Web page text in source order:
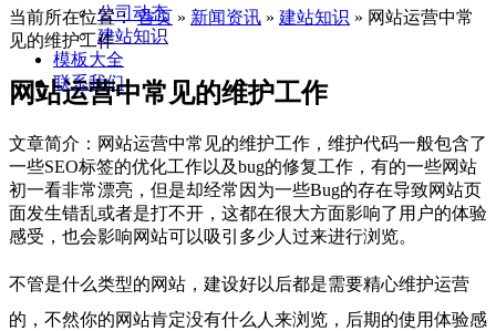
公司动态
建站知识
模板大全
联系我们
当前所在位置：首页 » 新闻资讯 » 建站知识 » 网站运营中常
见的维护工作
网站运营中常见的维护工作
文章简介： 网站运营中常见的维护工作，维护代码一般包含了
一些SEO标签的优化工作以及bug的修复工作，有的一些网站
初一看非常漂亮，但是却经常因为一些Bug的存在导致网站页
面发生错乱或者是打不开，这都在很大方面影响了用户的体验
感受，也会影响网站可以吸引多少人过来进行浏览。
不管是什么类型的网站，建设好以后都是需要精心维护运营
的，不然你的网站肯定没有什么人来浏览，后期的使用体验感